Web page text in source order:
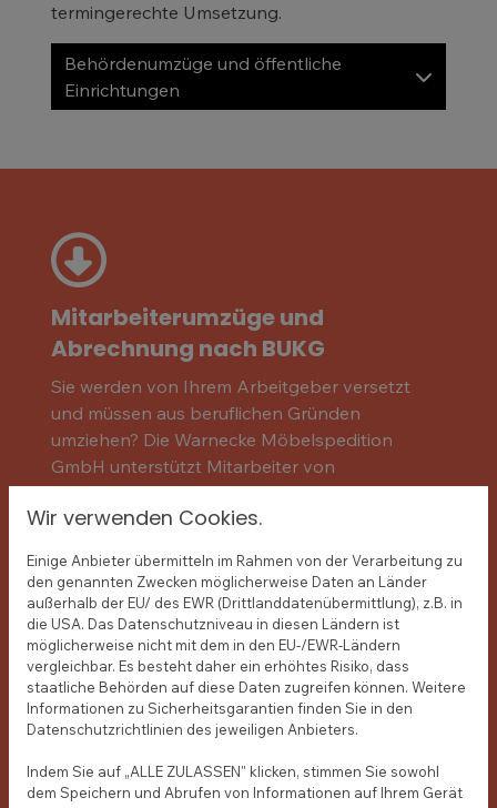
termingerechte Umsetzung.
Behördenumzüge und öffentliche
Einrichtungen
Mitarbeiterumzüge und
Abrechnung nach BUKG
Sie werden von Ihrem Arbeitgeber versetzt
und müssen aus beruflichen Gründen
umziehen? Die Warnecke Möbelspedition
GmbH unterstützt Mitarbeiter von
Unternehmen und Behörden bei dienstlich
veranlassten Umzügen.
Abrechnung mit Ihrem Arbeitgeber oder der
zuständigen Behörde. Auch die Abwicklung
nach den Vorgaben des
Bundesumzugskostengesetzes (BUKG) gehört
seit vielen Jahren zu unserem
Leistungsspektrum.
Wir begleiten Sie während des gesamten
Wohnortwechsel so komfortabel wie möglich
Wir verwenden Cookies.
Einige Anbieter übermitteln im Rahmen von der Verarbeitung zu
den genannten Zwecken möglicherweise Daten an Länder
außerhalb der EU/ des EWR (Drittlanddatenübermittlung), z.B. in
die USA. Das Datenschutzniveau in diesen Ländern ist
möglicherweise nicht mit dem in den EU-/EWR-Ländern
vergleichbar. Es besteht daher ein erhöhtes Risiko, dass
staatliche Behörden auf diese Daten zugreifen können. Weitere
Informationen zu Sicherheitsgarantien finden Sie in den
Datenschutzrichtlinien des jeweiligen Anbieters.
Indem Sie auf „ALLE ZULASSEN" klicken, stimmen Sie sowohl
dem Speichern und Abrufen von Informationen auf Ihrem Gerät